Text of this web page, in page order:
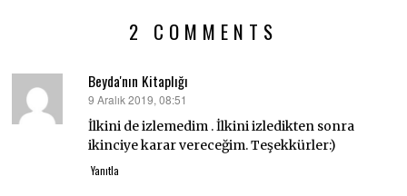
2 COMMENTS
Beyda'nın Kitaplığı
dedi
ki:
9 Aralık 2019, 08:51
İlkini de izlemedim . İlkini izledikten sonra
ikinciye karar vereceğim. Teşekkürler:)
Yanıtla